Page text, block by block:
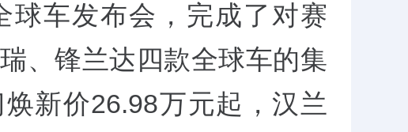
球车发布会，完成了对赛
、锋兰达四款全球车的集
新价26.98万元起，汉兰